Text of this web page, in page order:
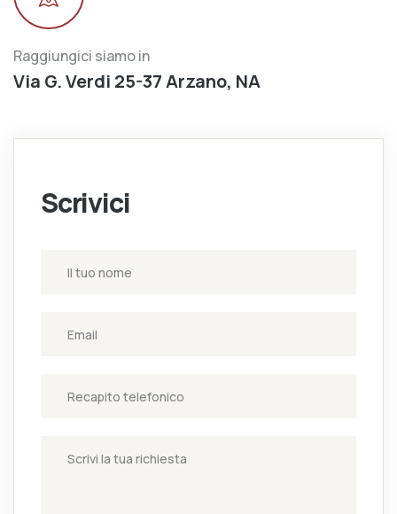
Raggiungici siamo in
Via G. Verdi 25-37 Arzano, NA
Scrivici